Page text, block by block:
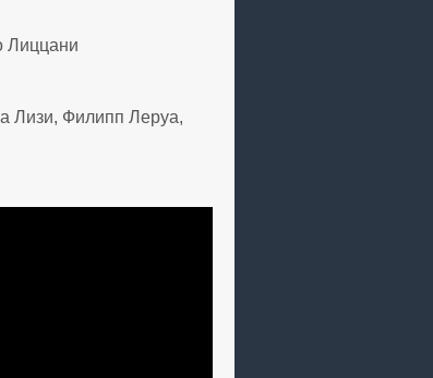
Лиццани
Лизи, Филипп Леруа,